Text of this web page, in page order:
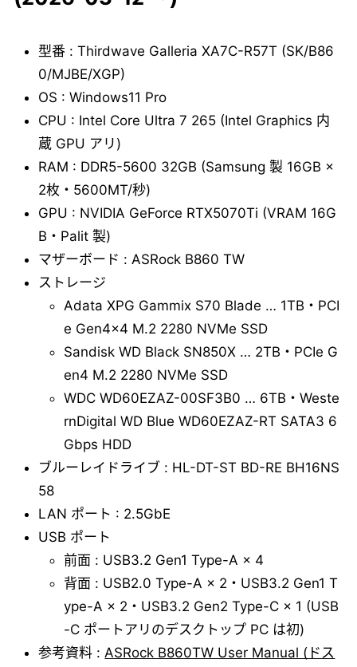
型番 : Thirdwave Galleria XA7C-R57T (SK/B86
0/MJBE/XGP)
OS : Windows11 Pro
CPU : Intel Core Ultra 7 265 (Intel Graphics 内
蔵 GPU アリ)
RAM : DDR5-5600 32GB (Samsung 製 16GB ×
2枚・5600MT/秒)
GPU : NVIDIA GeForce RTX5070Ti (VRAM 16G
B・Palit 製)
マザーボード : ASRock B860 TW
ストレージ
Adata XPG Gammix S70 Blade … 1TB・PCI
e Gen4x4 M.2 2280 NVMe SSD
Sandisk WD Black SN850X … 2TB・PCIe G
en4 M.2 2280 NVMe SSD
WDC WD60EZAZ-00SF3B0 … 6TB・Weste
rnDigital WD Blue WD60EZAZ-RT SATA3 6
Gbps HDD
ブルーレイドライブ : HL-DT-ST BD-RE BH16NS
58
LAN ポート : 2.5GbE
USB ポート
前面 : USB3.2 Gen1 Type-A × 4
背面 : USB2.0 Type-A × 2・USB3.2 Gen1 T
ype-A × 2・USB3.2 Gen2 Type-C × 1 (USB
-C ポートアリのデスクトップ PC は初)
参考資料 :ASRock B860TW User Manual (ドス